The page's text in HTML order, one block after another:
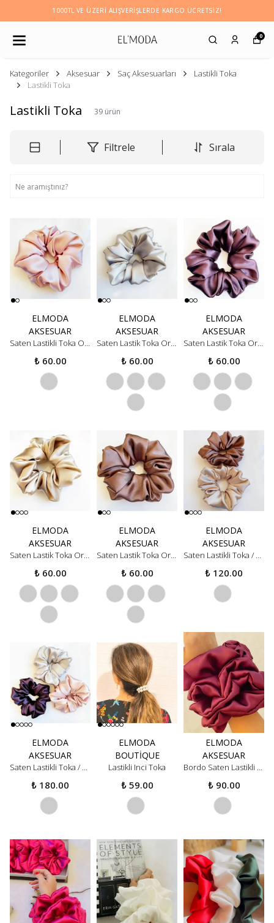
1000TL VE ÜZERI ALIŞVERIŞLERDE KARGO ÜCRETSİZ!
0
Kategoriler Aksesuar Saç Aksesuarları
Lastikli Toka
Lastikli Toka
Lastikli Toka 39 ürün
Filtrele Sırala
ELMODA
AKSESUAR
Saten Lastikli Toka Orta Boy
₺ 60.00
ELMODA
AKSESUAR
Saten Lastik Toka Orta Boy - gri
₺ 60.00
ELMODA
AKSESUAR
Saten Lastik Toka Orta Boy - mor
₺ 60.00
ELMODA
AKSESUAR
Saten Lastik Toka Orta Boy - bej
₺ 60.00
ELMODA
AKSESUAR
Saten Lastik Toka Orta Boy - kahverengi
₺ 60.00
ELMODA
AKSESUAR
Saten Lastikli Toka / 2’li Set/ Kahve-bej
₺ 120.00
ELMODA
AKSESUAR
Saten Lastikli Toka / 3’lü Set / Pembe-gri-patlıcan Moru
₺ 180.00
ELMODA
BOUTIQUE
Lastikli Inci Toka
₺ 59.00
ELMODA
AKSESUAR
Bordo Saten Lastikli Toka
₺ 90.00